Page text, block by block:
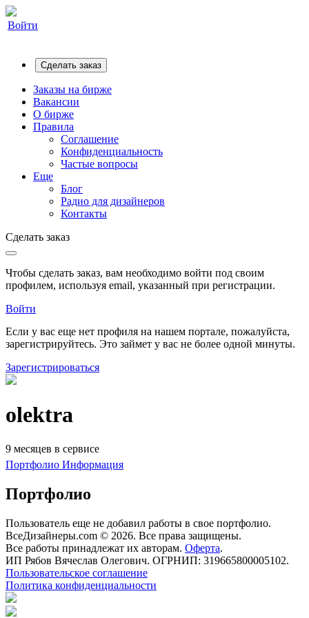
Войти
Сделать заказ
Заказы на бирже
Вакансии
О бирже
Правила
Соглашение
Конфиденциальность
Частые вопросы
Еще
Блог
Радио для дизайнеров
Контакты
Сделать заказ
Чтобы сделать заказ, вам необходимо войти под своим
профилем, используя email, указанный при регистрации.
Войти
Если у вас еще нет профиля на нашем портале, пожалуйста,
зарегистрируйтесь. Это займет у вас не более одной минуты.
Зарегистрироваться
olektra
9 месяцев в сервисе
Портфолио Информация
Портфолио
Пользователь еще не добавил работы в свое портфолио.
ВсеДизайнеры.com © 2026. Все права защищены.
Все работы принадлежат их авторам. Оферта.
ИП Рябов Вячеслав Олегович. ОГРНИП: 319665800005102.
Пользовательское соглашение
Политика конфиденциальности